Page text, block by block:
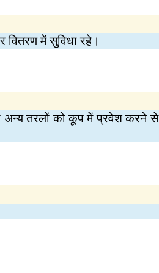
वितरण में सुविधा रहे।
अन्य तरलों को कूप में प्रवेश करने से